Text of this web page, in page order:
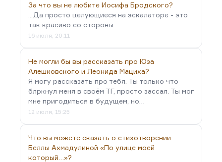
За что вы не любите Иосифа Бродского?
...Да просто целующиеся на эскалаторе - это
так красиво со стороны...
16 июля, 20:11
Не могли бы вы рассказать про Юза
Алешковского и Леонида Мациха?
Я могу рассказать про тебя. Ты только что
блркнул меня в своём ТГ, просто зассал. Ты мог
мне пригодиться в будущем, но…
12 июля, 15:25
Что вы можете сказать о стихотворении
Беллы Ахмадулиной «По улице моей
который…»?